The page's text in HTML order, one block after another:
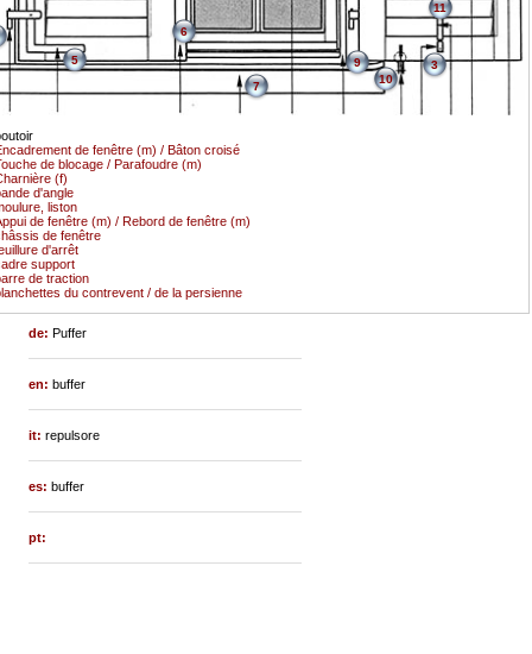
de fenêtre (m) / Bâton croisé
de blocage / Parafoudre (m)
3
(f)
d'angle
5
liston
6
de fenêtre (m) / Rebord de fenêtre (m)
7
de fenêtre
d'arrêt
9
support
10
de traction
11
du contrevent / de la persienne
de:Puffer
en:buffer
it:repulsore
es:buffer
pt: